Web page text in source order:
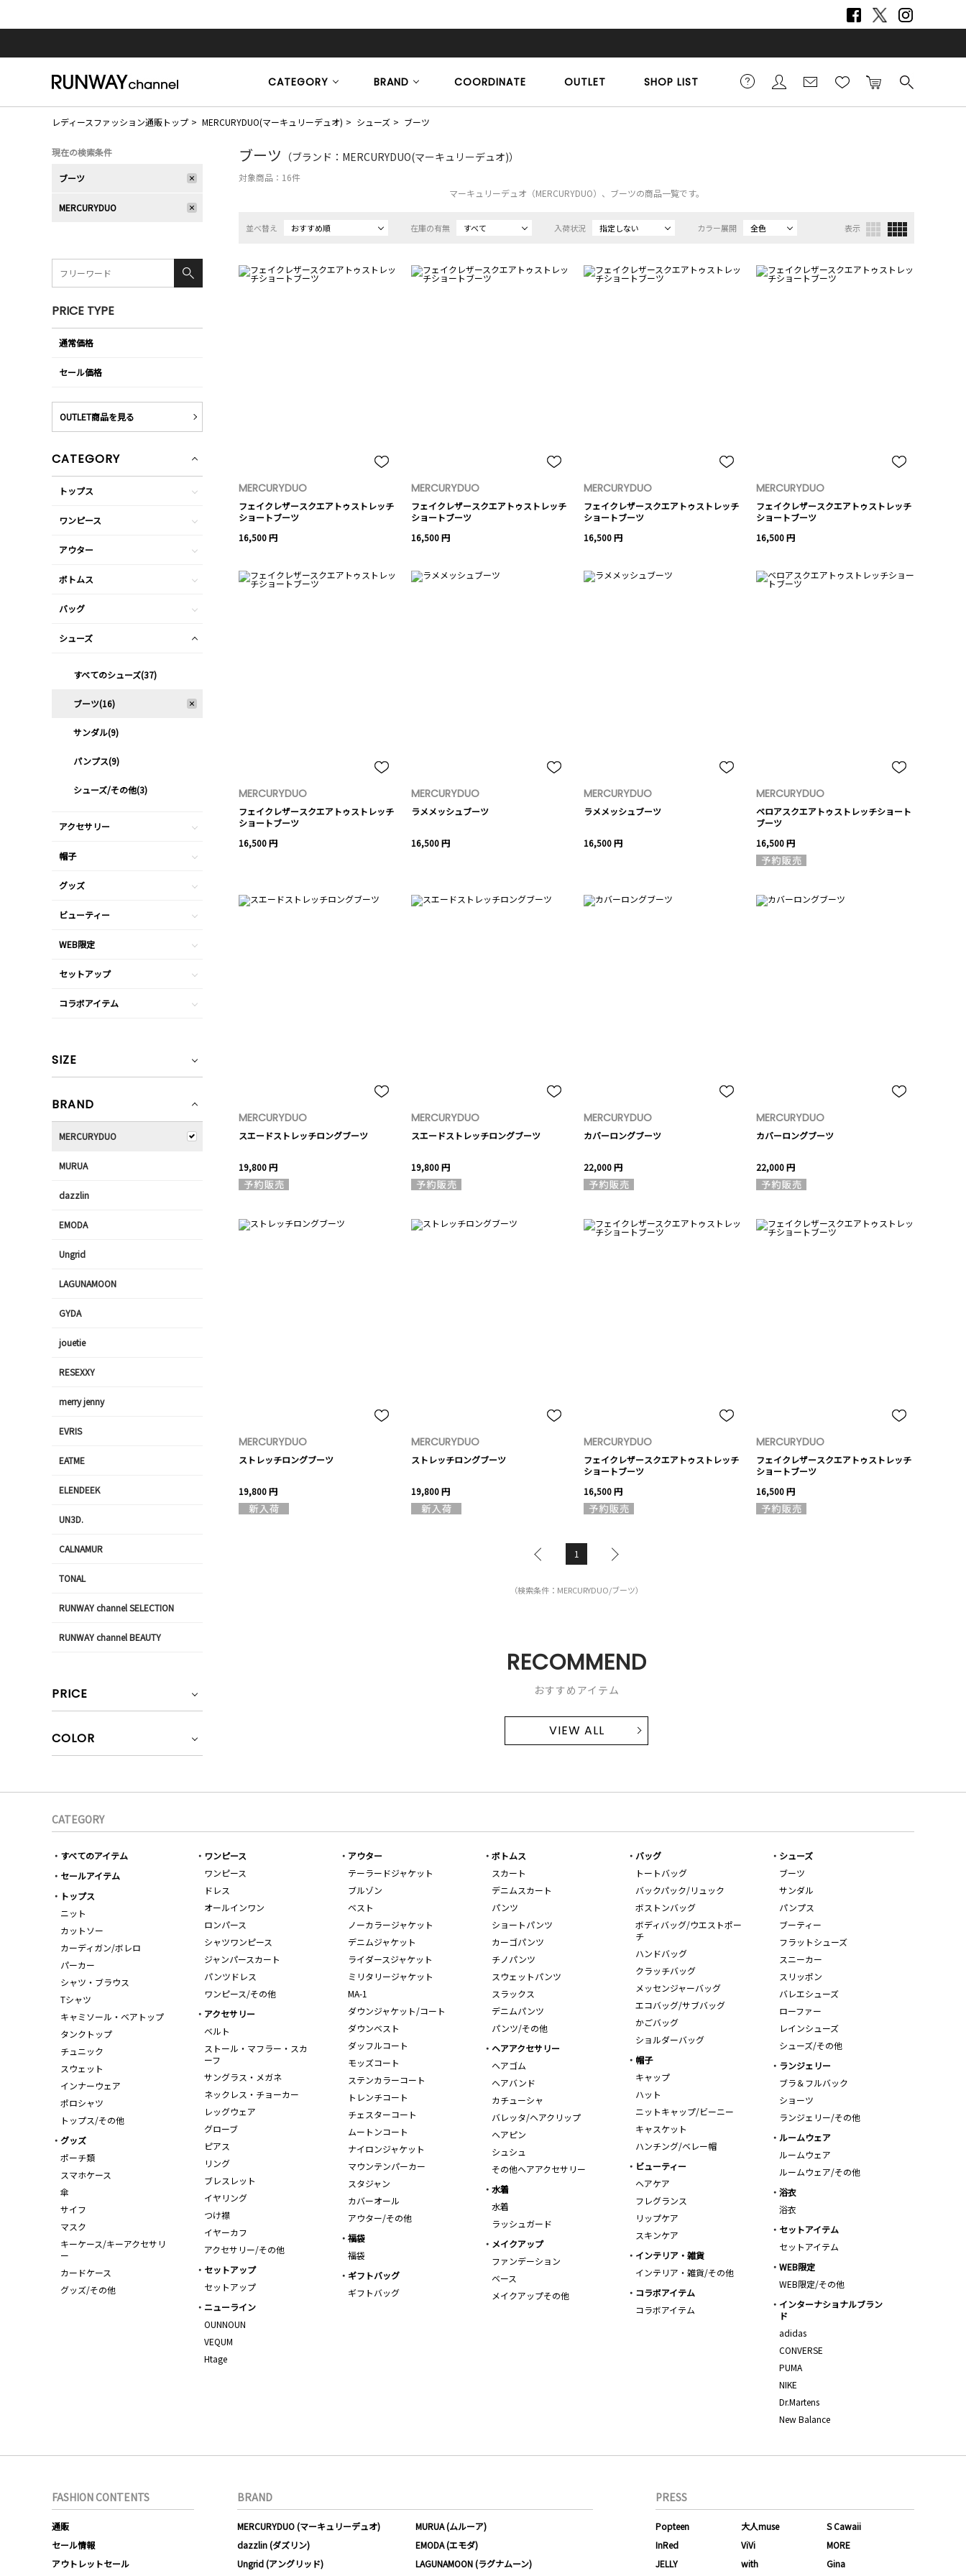
CATEGORY BRAND COORDINATE OUTLET SHOP LIST
レディースファッション通販トップ MERCURYDUO(マーキュリーデュオ) シューズ ブーツ
ブーツ （ブランド：MERCURYDUO(マーキュリーデュオ)）
対象商品： 16件
マーキュリーデュオ（MERCURYDUO）、ブーツの商品一覧です。
並べ替え おすすめ順 在庫の有無 すべて 入荷状況 指定しない カラー展開 全色 表示
MERCURYDUO
フェイクレザースクエアトゥストレッチ
ショートブーツ
16,500 円
MERCURYDUO
フェイクレザースクエアトゥストレッチ
ショートブーツ
16,500 円
MERCURYDUO
フェイクレザースクエアトゥストレッチ
ショートブーツ
16,500 円
MERCURYDUO
フェイクレザースクエアトゥストレッチ
ショートブーツ
16,500 円
MERCURYDUO
フェイクレザースクエアトゥストレッチ
ショートブーツ
16,500 円
MERCURYDUO
ラメメッシュブーツ
16,500 円
MERCURYDUO
ラメメッシュブーツ
16,500 円
MERCURYDUO
ベロアスクエアトゥストレッチショート
ブーツ
16,500 円
MERCURYDUO
スエードストレッチロングブーツ
19,800 円
MERCURYDUO
スエードストレッチロングブーツ
19,800 円
MERCURYDUO
カバーロングブーツ
22,000 円
MERCURYDUO
カバーロングブーツ
22,000 円
MERCURYDUO
ストレッチロングブーツ
19,800 円
MERCURYDUO
ストレッチロングブーツ
19,800 円
MERCURYDUO
フェイクレザースクエアトゥストレッチ
ショートブーツ
16,500 円
MERCURYDUO
フェイクレザースクエアトゥストレッチ
ショートブーツ
16,500 円
1
（検索条件：MERCURYDUO/ブーツ）
RECOMMEND
おすすめアイテム
VIEW ALL
現在の検索条件
ブーツ
MERCURYDUO
PRICE TYPE
通常価格
セール価格
OUTLET商品を見る
CATEGORY
トップス
ワンピース
アウター
ボトムス
バッグ
シューズ
すべてのシューズ(37)
ブーツ(16)
サンダル(9)
パンプス(9)
シューズ/その他(3)
アクセサリー
帽子
グッズ
ビューティー
WEB限定
セットアップ
コラボアイテム
SIZE
BRAND
MERCURYDUO
MURUA
dazzlin
EMODA
Ungrid
LAGUNAMOON
GYDA
jouetie
RESEXXY
merry jenny
EVRIS
EATME
ELENDEEK
UN3D.
CALNAMUR
TONAL
RUNWAY channel SELECTION
RUNWAY channel BEAUTY
PRICE
COLOR
CATEGORY
すべてのアイテム
セールアイテム
トップス
ニット
カットソー
カーディガン/ボレロ
パーカー
シャツ・ブラウス
Tシャツ
キャミソール・ベアトップ
タンクトップ
チュニック
スウェット
インナーウェア
ポロシャツ
トップス/その他
ワンピース
ワンピース
ドレス
オールインワン
ロンパース
シャツワンピース
ジャンパースカート
パンツドレス
ワンピース/その他
アウター
テーラードジャケット
ブルゾン
ベスト
ノーカラージャケット
デニムジャケット
ライダースジャケット
ミリタリージャケット
MA-1
ダウンジャケット/コート
ダウンベスト
ダッフルコート
モッズコート
ステンカラーコート
トレンチコート
チェスターコート
ムートンコート
ナイロンジャケット
マウンテンパーカー
スタジャン
カバーオール
アウター/その他
ボトムス
スカート
デニムスカート
パンツ
ショートパンツ
カーゴパンツ
チノパンツ
スウェットパンツ
スラックス
デニムパンツ
パンツ/その他
バッグ
トートバッグ
バックパック/リュック
ボストンバッグ
ボディバッグ/ウエストポー
チ
ハンドバッグ
クラッチバッグ
メッセンジャーバッグ
エコバッグ/サブバッグ
かごバッグ
ショルダーバッグ
シューズ
ブーツ
サンダル
パンプス
ブーティー
フラットシューズ
スニーカー
スリッポン
バレエシューズ
ローファー
レインシューズ
シューズ/その他
アクセサリー
ベルト
ストール・マフラー・スカ
ーフ
サングラス・メガネ
ネックレス・チョーカー
レッグウェア
グローブ
ピアス
リング
ブレスレット
イヤリング
つけ襟
イヤーカフ
アクセサリー/その他
ヘアアクセサリー
ヘアゴム
ヘアバンド
カチューシャ
バレッタ/ヘアクリップ
ヘアピン
シュシュ
その他ヘアアクセサリー
帽子
キャップ
ハット
ニットキャップ/ビーニー
キャスケット
ハンチング/ベレー帽
ランジェリー
ブラ＆フルバック
ショーツ
ランジェリー/その他
ルームウェア
ルームウェア
ルームウェア/その他
グッズ
ポーチ類
スマホケース
傘
サイフ
マスク
キーケース/キーアクセサリ
ー
カードケース
グッズ/その他
ビューティー
ヘアケア
フレグランス
リップケア
スキンケア
水着
水着
ラッシュガード
浴衣
浴衣
セットアイテム
セットアイテム
福袋
福袋
メイクアップ
ファンデーション
ベース
メイクアップその他
インテリア・雑貨
インテリア・雑貨/その他
WEB限定
WEB限定/その他
セットアップ
セットアップ
ギフトバッグ
ギフトバッグ
コラボアイテム
コラボアイテム
インターナショナルブラン
ド
adidas
CONVERSE
PUMA
NIKE
Dr.Martens
New Balance
ニューライン
OUNNOUN
VEQUM
Htage
FASHION CONTENTS
通販
セール情報
アウトレットセール
BRAND
MERCURYDUO (マーキュリーデュオ)
MURUA (ムルーア)
dazzlin (ダズリン)
EMODA (エモダ)
Ungrid (アングリッド)
LAGUNAMOON (ラグナムーン)
PRESS
Popteen 大人muse
S Cawaii
InRed
ViVi
MORE
JELLY
with Gina